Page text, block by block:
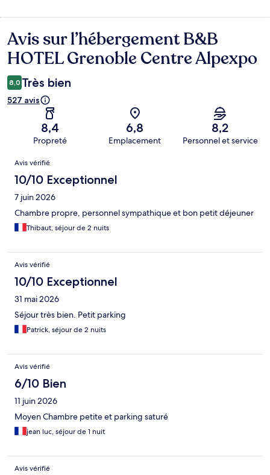
Avis
Avis sur l’hébergement B&B
HOTEL Grenoble Centre Alpexpo
8,0 Très bien
527 avis
8,4
Propreté
6,8
Emplacement
8,2
Personnel et service
Avis
Avis vérifié
10/10 Exceptionnel
7 juin 2026
Chambre propre, personnel sympathique et bon petit déjeuner
Thibaut, séjour de 2 nuits
Avis vérifié
10/10 Exceptionnel
31 mai 2026
Séjour très bien. Petit parking
Patrick, séjour de 2 nuits
Avis vérifié
6/10 Bien
11 juin 2026
Moyen Chambre petite et parking saturé
jean luc, séjour de 1 nuit
Avis vérifié